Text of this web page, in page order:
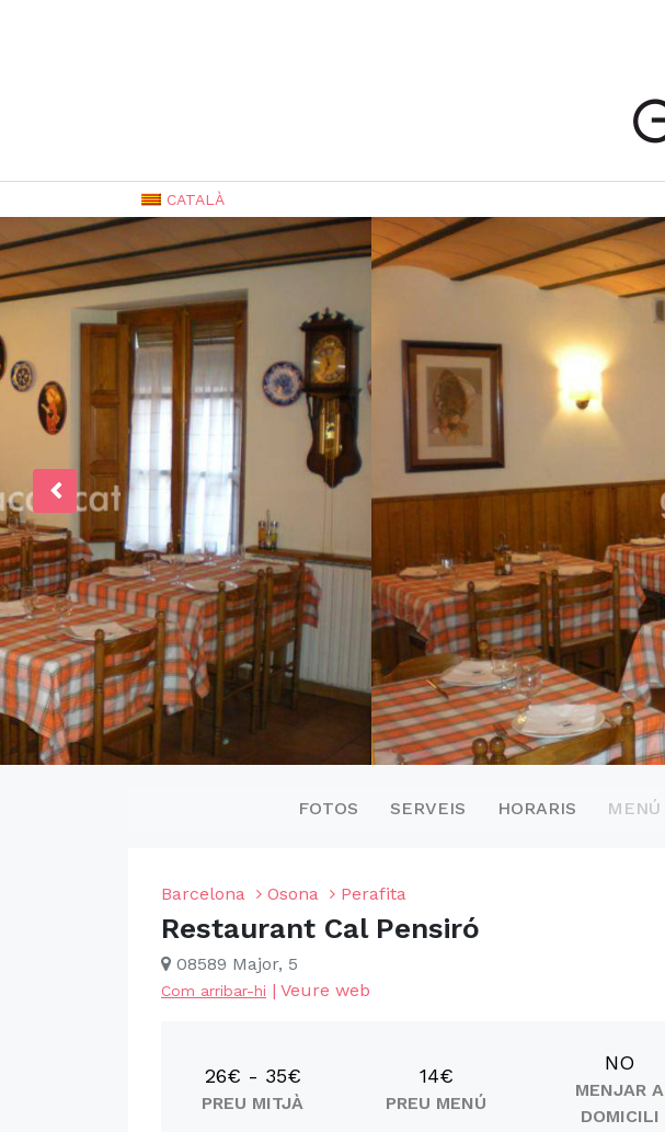
CATALÀ
FOTOS SERVEIS HORARIS MENÚ
Barcelona Osona Perafita
Restaurant Cal Pensiró
08589 Major, 5
Com arribar-hi | Veure web
26€ - 35€
PREU MITJÀ
14€
PREU MENÚ
NO
MENJAR A
DOMICILI